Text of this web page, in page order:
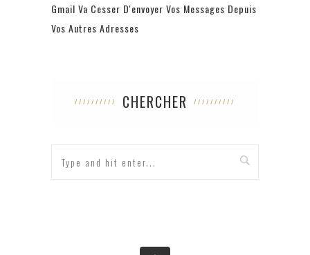
Gmail Va Cesser D'envoyer Vos Messages Depuis
Vos Autres Adresses
CHERCHER